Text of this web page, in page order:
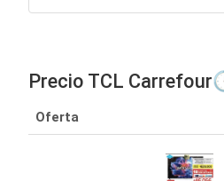
Precio TCL
Oferta